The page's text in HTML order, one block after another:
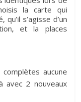
la carte qui
s’agisse d’un
et la places
aucune
avec 2 nouveaux